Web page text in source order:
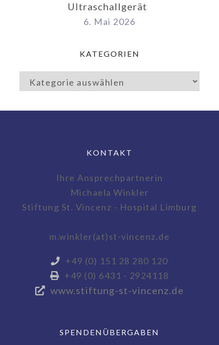
Ultraschallgerät
6. Mai 2026
KATEGORIEN
KONTAKT
Ihre Ansprechpartnerin
Michaela Winkler
Stiftung St. Vincenz - Hospital Limburg
m.winkler(at)st-vincenz.de
+49 (0) 151 28 280 120
+49 (0) 6431 - 2924118
www.stiftung-st-vincenz.de
SPENDENÜBERGABEN